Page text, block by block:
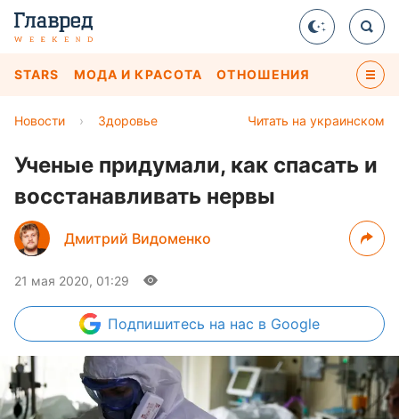
STARS МОДА И КРАСОТА ОТНОШЕНИЯ
Читать на украинском
Новости › Здоровье
Ученые придумали, как спасать и
восстанавливать нервы
Дмитрий Видоменко
21 мая 2020, 01:29
Подпишитесь на нас в Google